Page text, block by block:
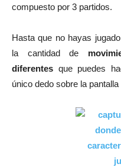
compuesto por 3 partidos.
Hasta que no hayas
la cantidad de
diferentes que puedes
único dedo sobre la